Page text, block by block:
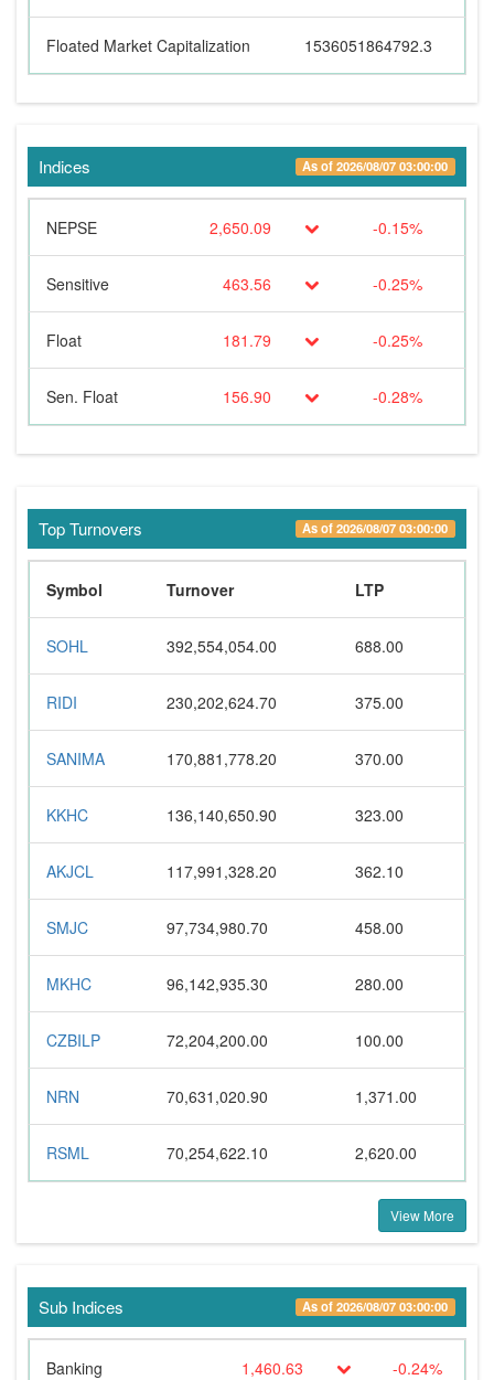
Floated Market Capitalization 1536051864792.3
Indices As of 2026/08/07 03:00:00
NEPSE 2,650.09 -0.15%
Sensitive 463.56 -0.25%
Float 181.79 -0.25%
Sen. Float 156.90 -0.28%
Top Turnovers As of 2026/08/07 03:00:00
Symbol Turnover LTP
SOHL 392,554,054.00 688.00
RIDI 230,202,624.70 375.00
SANIMA 170,881,778.20 370.00
KKHC 136,140,650.90 323.00
AKJCL 117,991,328.20 362.10
SMJC 97,734,980.70 458.00
MKHC 96,142,935.30 280.00
CZBILP 72,204,200.00 100.00
NRN 70,631,020.90 1,371.00
RSML 70,254,622.10 2,620.00
View More
Sub Indices As of 2026/08/07 03:00:00
Banking 1,460.63 -0.24%